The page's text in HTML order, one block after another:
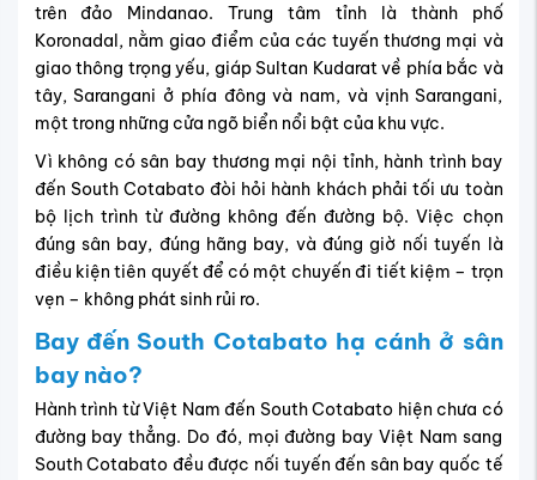
trên đảo Mindanao. Trung tâm tỉnh là thành phố
Koronadal, nằm giao điểm của các tuyến thương mại và
giao thông trọng yếu, giáp Sultan Kudarat về phía bắc và
tây, Sarangani ở phía đông và nam, và vịnh Sarangani,
một trong những cửa ngõ biển nổi bật của khu vực.
Vì không có sân bay thương mại nội tỉnh, hành trình bay
đến South Cotabato đòi hỏi hành khách phải tối ưu toàn
bộ lịch trình từ đường không đến đường bộ. Việc chọn
đúng sân bay, đúng hãng bay, và đúng giờ nối tuyến là
điều kiện tiên quyết để có một chuyến đi tiết kiệm – trọn
vẹn – không phát sinh rủi ro.
Bay đến South Cotabato hạ cánh ở sân
bay nào?
Hành trình từ Việt Nam đến South Cotabato hiện chưa có
đường bay thẳng. Do đó, mọi đường bay Việt Nam sang
South Cotabato đều được nối tuyến đến sân bay quốc tế